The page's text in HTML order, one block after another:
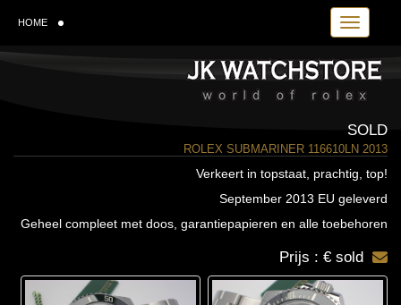
Toggle
HOME
SOLD
ROLEX SUBMARINER 116610LN 2013
Verkeert in topstaat, prachtig, top!
September 2013 EU geleverd
Geheel compleet met doos, garantiepapieren en alle toebehoren
Prijs : € sold